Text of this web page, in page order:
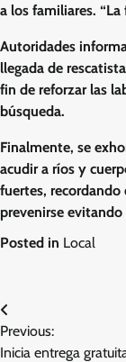
a los familiares.
Autoridades
llegada de
fin de reforzar las
búsqueda.
Finalmente, se
acudir a ríos y
fuertes,
prevenirse evitando
Posted in Local
Navegación
de
Previous:
Inicia entrega